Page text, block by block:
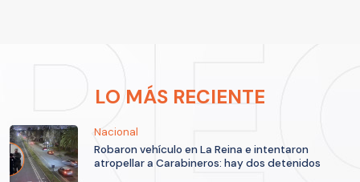
LO MÁS RECIENTE
Nacional
Robaron vehículo en La Reina e intentaron
atropellar a Carabineros: hay dos detenidos